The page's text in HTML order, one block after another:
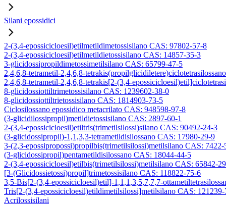
Silani epossidici
2-(3,4-epossicicloesil)etilmetildimetossisilano CAS: 97802-57-8
2-(3,4-epossicicloesil)etilmetildietossisilano CAS: 14857-35-3
3-glicidossipropildimetossimetilsilano CAS: 65799-47-5
2,4,6,8-tetrametil-2,4,6,8-
2,4,6,8-tetrametil-2,4,6,8-tetrakis[2-(3,4-
8-glicidossiottiltrimetossisilano CAS: 1239602-38-0
8-glicidossiottiltrietossisilano CAS: 1814903-73-5
Ciclosilossano epossidico metacrilato CAS: 948598-97-8
(3-glicidilossipropil)metildietossisilano CAS: 2897-60-1
2-(3,4-epossicicloesil)etiltris(trimetilsilossi)silano CAS: 90492-24-3
(3-glicidossipropil)-1,1,3,3-tetrametildisilossano CAS: 17980-29-9
3-(2,3-epossipropossi)propilbis(trimetilsilossi)metilsilano CAS: 7422-
(3-glicidossipropil)pentametildisilossano CAS: 18044-44-5
2-(3,4-epossicicloesil)etilbis(trimetilsilossi)metilsilano CAS: 65842-
[3-(Glicidossietossi)propil]trimetossisilano CAS: 118822-75-6
3,5-Bis[2-(3,4-epossicicloesil)etil]-1,1,1,3,5,7,7,7-
Tris[2-(3,4-epossicicloesil)etildimetilsilossi]metilsilano CAS: 121239-
Acrilossisilani